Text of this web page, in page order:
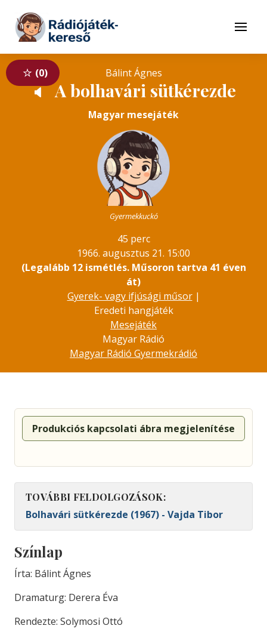
Tovább a tartalomhoz
Menü
0 Bálint Ágnes
🔈 A bolhavári sütkérezde
Magyar mesejáték
Gyermekkuckó
45 perc
1966. augusztus 21. 15:00
(Legalább 12 ismétlés. Műsoron tartva 41 éven
át)
Gyerek- vagy ifjúsági műsor|
Eredeti hangjáték
Mesejáték
Magyar Rádió
Magyar Rádió Gyermekrádió
Produkciós kapcsolati ábra megjelenítése
TOVÁBBI FELDOLGOZÁSOK:
Bolhavári sütkérezde (1967) - Vajda Tibor
Színlap
Írta: Bálint Ágnes
Dramaturg: Derera Éva
Rendezte: Solymosi Ottó